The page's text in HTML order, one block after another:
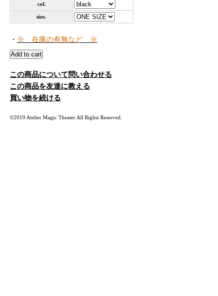
col.
size.
・ ※ 在庫の有無など ※
この商品について問い合わせる
この商品を友達に教える
買い物を続ける
©2019 Atelier Magic Theater All Rights Reserved.